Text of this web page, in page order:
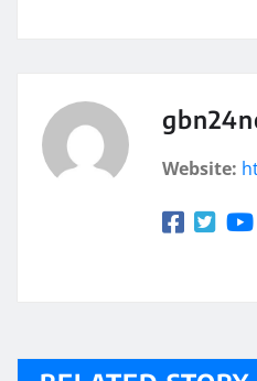
Website: